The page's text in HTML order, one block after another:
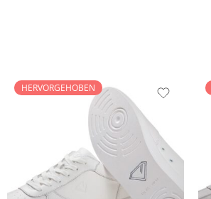
HERVORGEHOBEN